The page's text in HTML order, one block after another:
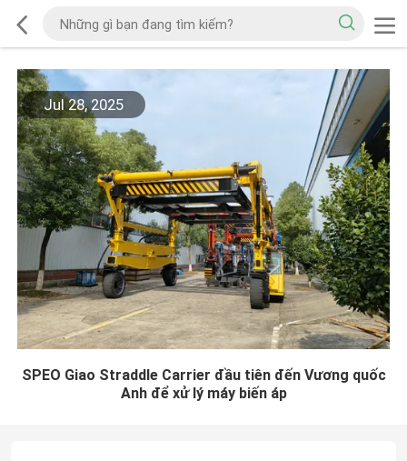
Jul 28, 2025
SPEO Giao Straddle Carrier đầu tiên đến Vương quốc
Anh để xử lý máy biến áp